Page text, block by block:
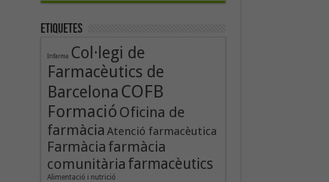
Etiquetes
Infarma Col·legi de
Farmacèutics de
Barcelona COFB
Formació Oficina de
farmàcia Atenció farmacèutica
Farmàcia farmàcia
comunitària farmacèutics
Alimentació i nutrició